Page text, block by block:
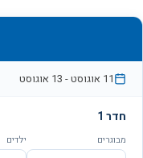
11 אוגוסט - 13 אוגוסט
חדר 1
מבוגרים ילדים